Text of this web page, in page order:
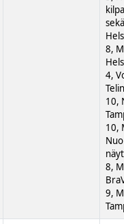
8,
4,
10,
10,
8,
9,